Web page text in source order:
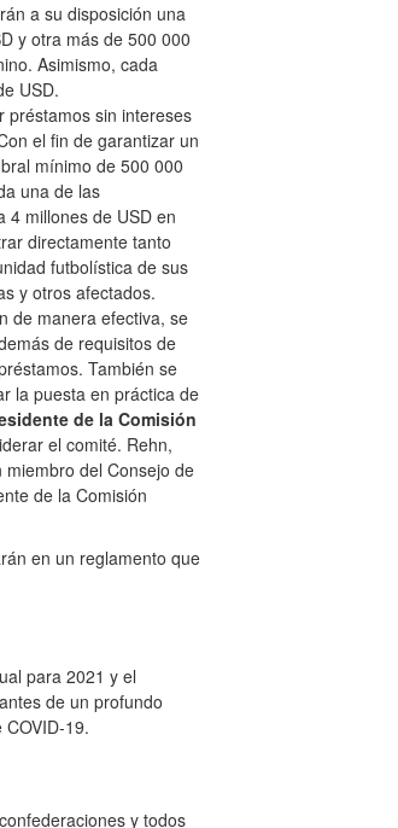
a su disposición una
y otra más de 500 000
Asimismo, cada
USD.
préstamos sin intereses
el fin de garantizar un
mínimo de 500 000
una de las
4 millones de USD en
directamente tanto
futbolística de sus
y otros afectados.
de manera efectiva, se
de requisitos de
También se
la puesta en práctica de
de la Comisión
el comité. Rehn,
del Consejo de
de la Comisión
en un reglamento que
para 2021 y el
de un profundo
19.
y todos